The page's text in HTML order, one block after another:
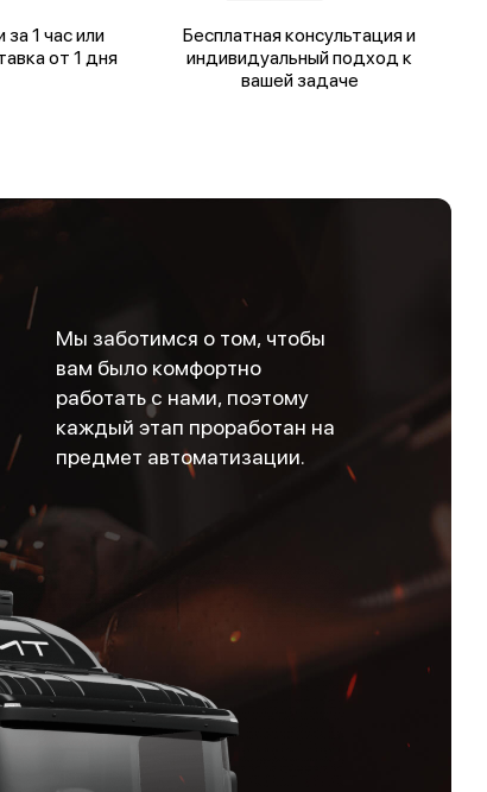
за 1 час или
от 1 дня
Бесплатная консультация и
индивидуальный подход к
вашей задаче
Мы заботимся о том, чтобы
вам было комфортно
работать с нами, поэтому
каждый этап проработан на
предмет автоматизации.